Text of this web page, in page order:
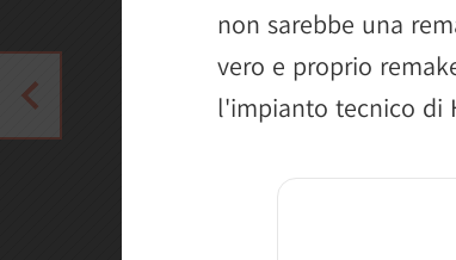
non sarebbe una
vero e proprio
l'impianto tecnico di